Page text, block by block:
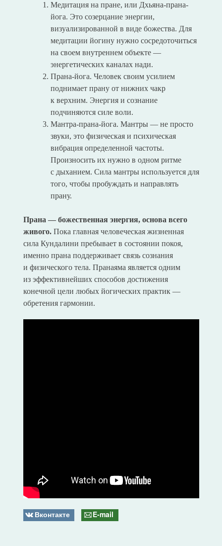
Медитация на пране, или Дхьяна-прана-
йога. Это созерцание энергии,
визуализированной в виде божества. Для
медитации йогину нужно сосредоточиться
на своем внутреннем объекте —
энергетических каналах нади.
Прана-йога. Человек своим усилием
поднимает прану от нижних чакр
к верхним. Энергия и сознание
подчиняются силе воли.
Мантра-прана-йога. Мантры — не просто
звуки, это физическая и психическая
вибрация определенной частоты.
Произносить их нужно в одном ритме
с дыханием. Сила мантры используется для
того, чтобы пробуждать и направлять
прану.
Прана — божественная энергия, основа всего
живого.Пока главная человеческая жизненная
сила Кундалини пребывает в состоянии покоя,
именно прана поддерживает связь сознания
и физического тела. Пранаяма является одним
из эффективнейших способов достижения
конечной цели любых йогических практик —
обретения гармонии.
Вконтакте E-mail